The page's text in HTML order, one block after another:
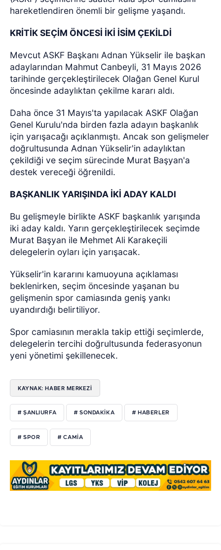
hareketlendiren önemli bir gelişme yaşandı.
KRİTİK SEÇİM ÖNCESİ İKİ İSİM ÇEKİLDİ
Mevcut ASKF Başkanı Adnan Yükselir ile başkan
adaylarından Mahmut Canbeyli, 31 Mayıs 2026
tarihinde gerçekleştirilecek Olağan Genel Kurul
öncesinde adaylıktan çekilme kararı aldı.
Daha önce 31 Mayıs'ta yapılacak ASKF Olağan
Genel Kurulu'nda birden fazla adayın başkanlık
için yarışacağı açıklanmıştı. Ancak son gelişmeler
doğrultusunda Adnan Yükselir'in adaylıktan
çekildiği ve seçim sürecinde Murat Başyan'a
destek vereceği öğrenildi.
BAŞKANLIK YARIŞINDA İKİ ADAY KALDI
Bu gelişmeyle birlikte ASKF başkanlık yarışında
iki aday kaldı. Yarın gerçekleştirilecek seçimde
Murat Başyan ile Mehmet Ali Karakeçili
delegelerin oyları için yarışacak.
Yükselir'in kararını kamuoyuna açıklaması
beklenirken, seçim öncesinde yaşanan bu
gelişmenin spor camiasında geniş yankı
uyandırdığı belirtiliyor.
Spor camiasının merakla takip ettiği seçimlerde,
delegelerin tercihi doğrultusunda federasyonun
yeni yönetimi şekillenecek.
KAYNAK: HABER MERKEZI
# ŞANLIURFA # SONDAKİKA # HABERLER
# SPOR # CAMİA